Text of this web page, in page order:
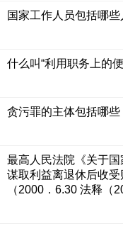
国家工作人员包括哪些
什么叫“利用职务上的
贪污罪的主体包括哪些
最高人民法院《关于
谋取利益离退休后收受
（2000．6.30 法释（